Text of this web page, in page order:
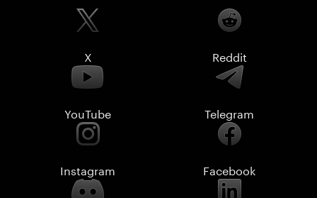
X Reddit
YouTube Telegram
Instagram Facebook